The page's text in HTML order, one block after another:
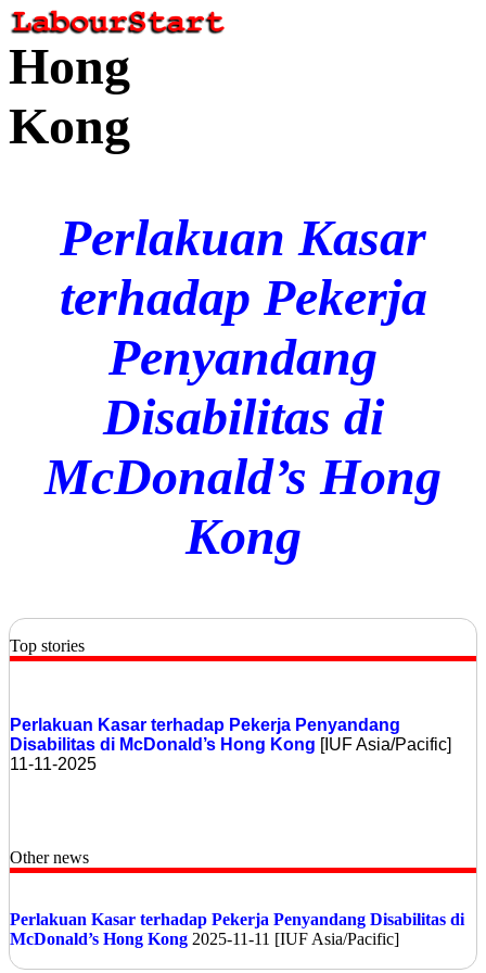
Hong
Kong
Perlakuan Kasar
terhadap Pekerja
Penyandang
Disabilitas di
McDonald’s Hong
Kong
Top stories
Perlakuan Kasar terhadap Pekerja Penyandang
Disabilitas di McDonald’s Hong Kong [IUF Asia/Pacific]
11-11-2025
Other news
Perlakuan Kasar terhadap Pekerja Penyandang Disabilitas di
McDonald’s Hong Kong 2025-11-11 [IUF Asia/Pacific]